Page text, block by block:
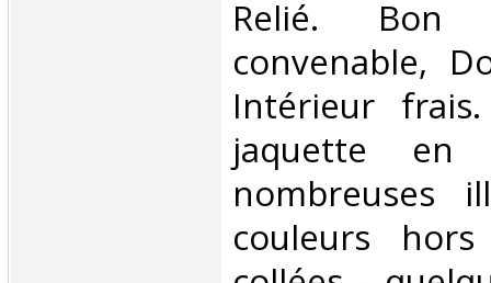
Relié. Bon
convenable,
Intérieur
jaquette
nombreuses
couleurs